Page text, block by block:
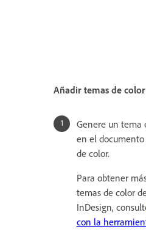
Añadir temas de
Genere un tema
en el
de color.
Para obtener
temas de color
InDesign,
con la